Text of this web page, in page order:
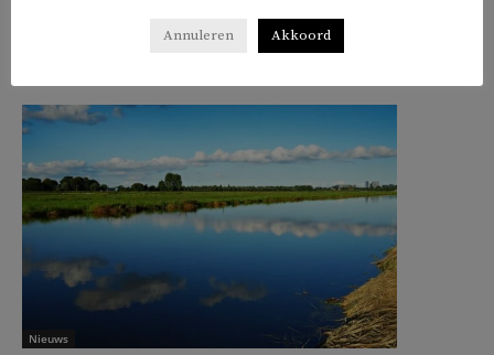
Delen 𝕏 f in
Nieuws
Annuleren Akkoord